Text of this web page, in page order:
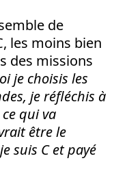
de
les moins bien
des missions
je choisis les
je réfléchis à
qui va
être le
suis C et payé